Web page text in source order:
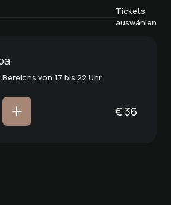
Tickets
auswählen
von 17 bis 22 Uhr
€ 36